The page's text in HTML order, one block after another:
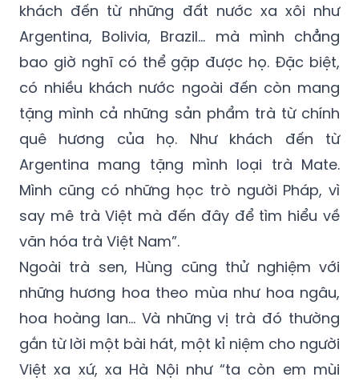
khách đến từ những đất nước xa xôi như
Argentina, Bolivia, Brazil… mà mình chẳng
bao giờ nghĩ có thể gặp được họ. Đặc biệt,
có nhiều khách nước ngoài đến còn mang
tặng mình cả những sản phẩm trà từ chính
quê hương của họ. Như khách đến từ
Argentina mang tặng mình loại trà Mate.
Mình cũng có những học trò người Pháp, vì
say mê trà Việt mà đến đây để tìm hiểu về
văn hóa trà Việt Nam”.
Ngoài trà sen, Hùng cũng thử nghiệm với
những hương hoa theo mùa như hoa ngâu,
hoa hoàng lan… Và những vị trà đó thường
gắn từ lời một bài hát, một kỉ niệm cho người
Việt xa xứ, xa Hà Nội như “ta còn em mùi